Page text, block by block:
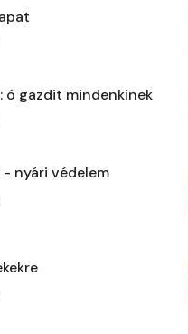
ó gazdit mindenkinek
nyári védelem